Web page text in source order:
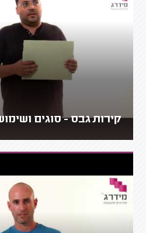
קירות גבס - סוגים